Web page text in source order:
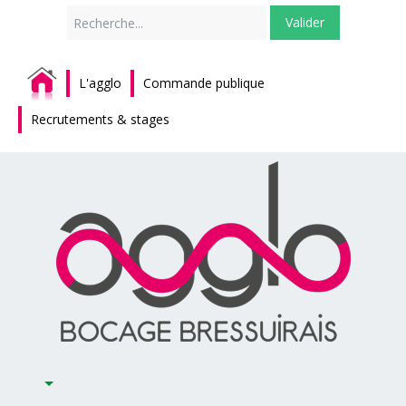
Valider
L'agglo Commande publique
Recrutements & stages